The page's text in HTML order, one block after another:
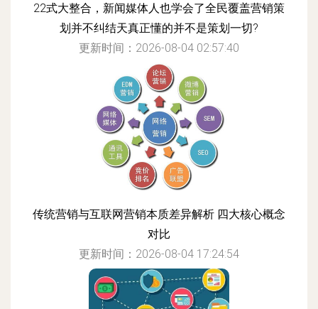
22式大整合，新闻媒体人也学会了全民覆盖营销策
划并不纠结天真正懂的并不是策划一切?
更新时间：2026-08-04 02:57:40
传统营销与互联网营销本质差异解析 四大核心概念
对比
更新时间：2026-08-04 17:24:54